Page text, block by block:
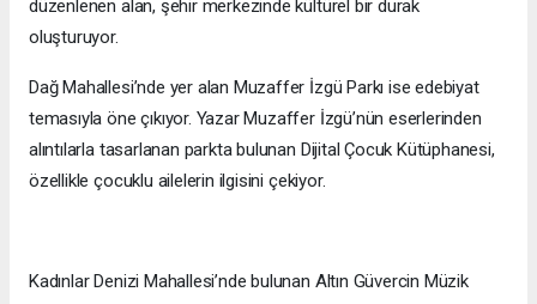
düzenlenen alan, şehir merkezinde kültürel bir durak
oluşturuyor.
Dağ Mahallesi’nde yer alan Muzaffer İzgü Parkı ise edebiyat
temasıyla öne çıkıyor. Yazar Muzaffer İzgü’nün eserlerinden
alıntılarla tasarlanan parkta bulunan Dijital Çocuk Kütüphanesi,
özellikle çocuklu ailelerin ilgisini çekiyor.
Kadınlar Denizi Mahallesi’nde bulunan Altın Güvercin Müzik